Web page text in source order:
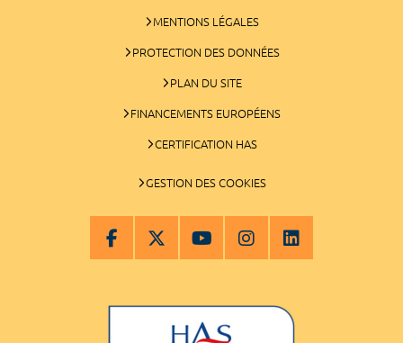
MENTIONS LÉGALES
PROTECTION DES DONNÉES
PLAN DU SITE
FINANCEMENTS EUROPÉENS
CERTIFICATION HAS
GESTION DES COOKIES